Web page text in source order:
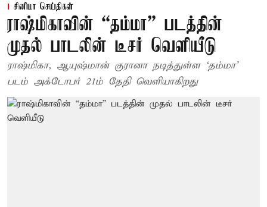
சினிமா செய்திகள்
ராஷ்மிகாவின் “தம்மா” படத்தின்
முதல் பாடலின் டீசர் வெளியீடு
ராஷ்மிகா, ஆயுஷ்மான் குரானா நடித்துள்ள ‘தம்மா’
படம் அக்டோபர் 21ம் தேதி வெளியாகிறது